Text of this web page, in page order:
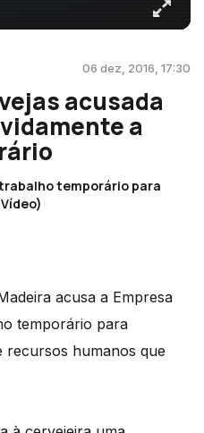
06 dez, 2016, 17:30
acusada
a
trabalho temporário para
acusa a Empresa
temporário para
recursos humanos que